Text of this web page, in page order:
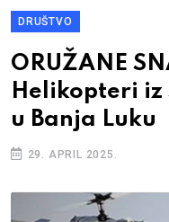
DRUŠTVO
ORUŽANE
Helikopteri iz
u Banja Luku
29. APRIL 2025.